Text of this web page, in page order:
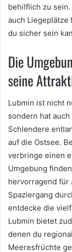
behilflich zu
auch Liegeplätze
du sicher sein
Die
seine
Lubmin ist nicht
sondern hat
Schlendere
auf die Ostsee.
verbringe einen
Umgebung
hervorragend für
Spaziergang
entdecke die
Lubmin bietet
denen du
Meeresfrüchte